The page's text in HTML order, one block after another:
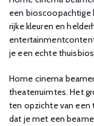
een bioscoopachtige
rijke kleuren en
je een echte
Home cinema
theaterruimtes. Het
ten opzichte van een
dat je met een